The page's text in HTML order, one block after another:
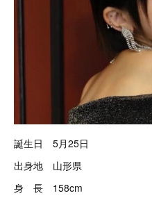
誕生日 5月25日
出身地 山形県
身 長 158cm